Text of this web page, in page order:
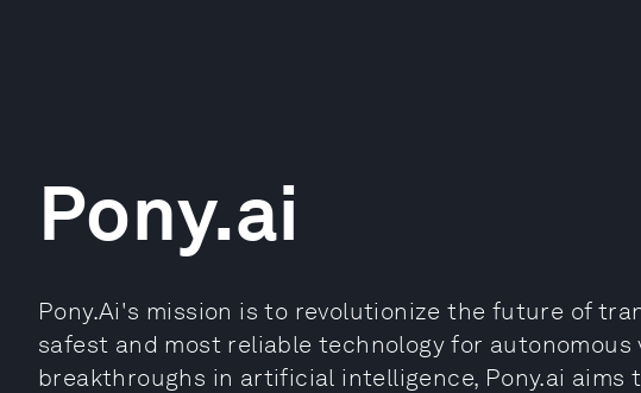
Pony.ai
Pony.Ai's mission is to revolutionize the future of
safest and most reliable technology for
breakthroughs in artificial intelligence, Pony.ai aims